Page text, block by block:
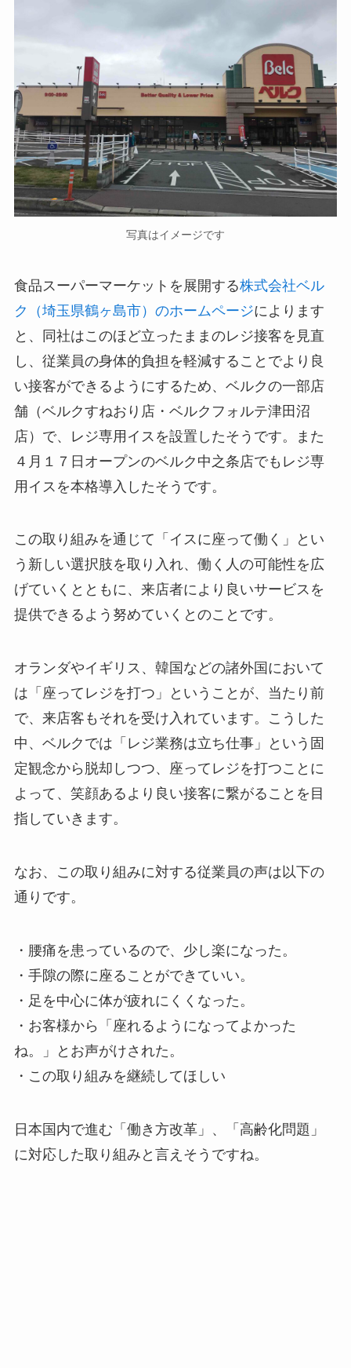
写真はイメージです
食品スーパーマーケットを展開する株式会社ベル
ク（埼玉県鶴ヶ島市）のホームページによります
と、同社はこのほど立ったままのレジ接客を見直
し、従業員の身体的負担を軽減することでより良
い接客ができるようにするため、ベルクの一部店
舗（ベルクすねおり店・ベルクフォルテ津田沼
店）で、レジ専用イスを設置したそうです。また
４月１７日オープンのベルク中之条店でもレジ専
用イスを本格導入したそうです。
この取り組みを通じて「イスに座って働く」とい
う新しい選択肢を取り入れ、働く人の可能性を広
げていくとともに、来店者により良いサービスを
提供できるよう努めていくとのことです。
オランダやイギリス、韓国などの諸外国において
は「座ってレジを打つ」ということが、当たり前
で、来店客もそれを受け入れています。こうした
中、ベルクでは「レジ業務は立ち仕事」という固
定観念から脱却しつつ、座ってレジを打つことに
よって、笑顔あるより良い接客に繋がることを目
指していきます。
なお、この取り組みに対する従業員の声は以下の
通りです。
・腰痛を患っているので、少し楽になった。
・手隙の際に座ることができていい。
・足を中心に体が疲れにくくなった。
・お客様から「座れるようになってよかった
ね。」とお声がけされた。
・この取り組みを継続してほしい
日本国内で進む「働き方改革」、「高齢化問題」
に対応した取り組みと言えそうですね。